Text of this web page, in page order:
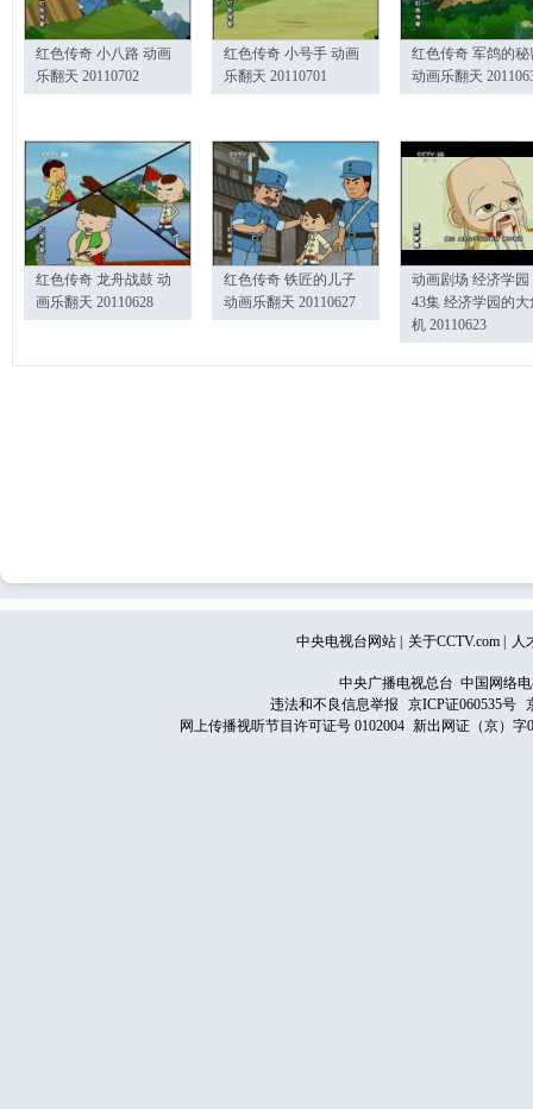
红色传奇 小八路 动画
乐翻天 20110702
红色传奇 小号手 动画
乐翻天 20110701
红色传奇 军鸽的秘
动画乐翻天
红色传奇 龙舟战鼓 动
画乐翻天 20110628
红色传奇 铁匠的儿子
动画乐翻天 20110627
动画剧场 经济学园
43集 经济学园的大
机 20110623
中央电视台网站 关于CCTV.com 人
中央广播电视总台 中国网络
违法和不良信息举报
京ICP证060535号
网上传播视听节目许可证号 0102004 新出网证（京）